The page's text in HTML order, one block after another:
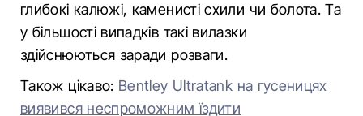
глибокі калюжі, каменисті схили чи болота. Та
у більшості випадків такі вилазки
здійснюються заради розваги.
Також цікаво: Bentley Ultratank на гусеницях
виявився неспроможним їздити